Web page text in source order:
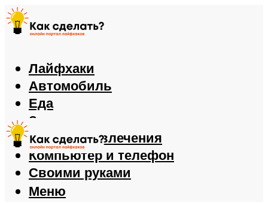
Лайфхаки
Автомобиль
Еда
Здоровье
Игры и развлечения
Компьютер и телефон
Своими руками
Меню